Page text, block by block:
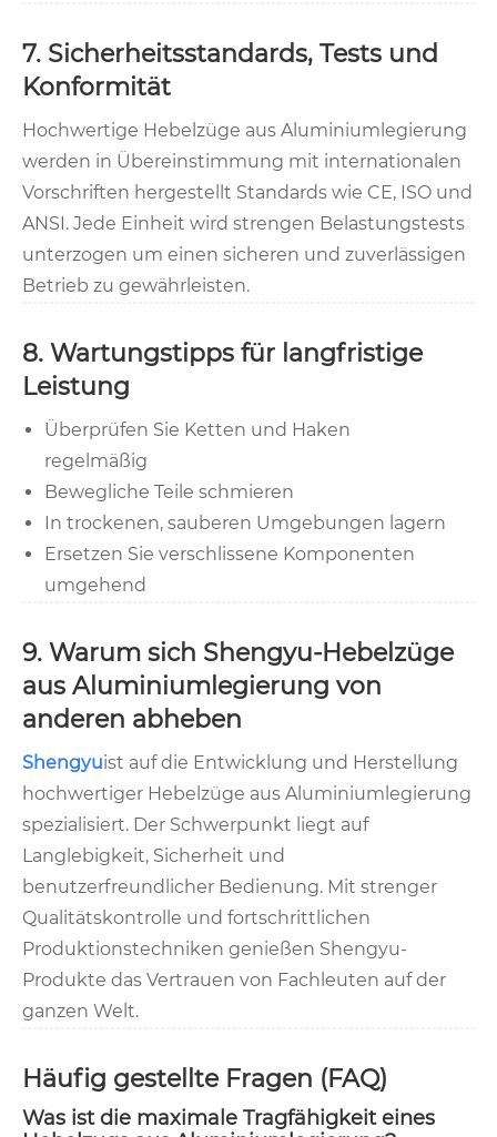
7. Sicherheitsstandards, Tests und
Konformität
Hochwertige Hebelzüge aus Aluminiumlegierung
werden in Übereinstimmung mit internationalen
Vorschriften hergestellt Standards wie CE, ISO und
ANSI. Jede Einheit wird strengen Belastungstests
unterzogen um einen sicheren und zuverlässigen
Betrieb zu gewährleisten.
8. Wartungstipps für langfristige
Leistung
Überprüfen Sie Ketten und Haken
regelmäßig
Bewegliche Teile schmieren
In trockenen, sauberen Umgebungen lagern
Ersetzen Sie verschlissene Komponenten
umgehend
9. Warum sich Shengyu-Hebelzüge
aus Aluminiumlegierung von
anderen abheben
Shengyuist auf die Entwicklung und Herstellung
hochwertiger Hebelzüge aus Aluminiumlegierung
spezialisiert. Der Schwerpunkt liegt auf
Langlebigkeit, Sicherheit und
benutzerfreundlicher Bedienung. Mit strenger
Qualitätskontrolle und fortschrittlichen
Produktionstechniken genießen Shengyu-
Produkte das Vertrauen von Fachleuten auf der
ganzen Welt.
Häufig gestellte Fragen (FAQ)
Was ist die maximale Tragfähigkeit eines